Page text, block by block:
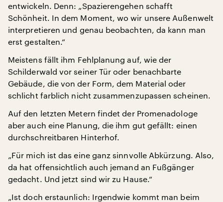
entwickeln. Denn: „Spazierengehen schafft
Schönheit. In dem Moment, wo wir unsere Außenwelt
interpretieren und genau beobachten, da kann man
erst gestalten.“
Meistens fällt ihm Fehlplanung auf, wie der
Schilderwald vor seiner Tür oder benachbarte
Gebäude, die von der Form, dem Material oder
schlicht farblich nicht zusammenzupassen scheinen.
Auf den letzten Metern findet der Promenadologe
aber auch eine Planung, die ihm gut gefällt: einen
durchschreitbaren Hinterhof.
„Für mich ist das eine ganz sinnvolle Abkürzung. Also,
da hat offensichtlich auch jemand an Fußgänger
gedacht. Und jetzt sind wir zu Hause.“
„Ist doch erstaunlich: Irgendwie kommt man beim